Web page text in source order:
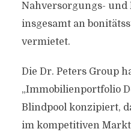
Nahversorgungs-
insgesamt an
vermietet.
Die Dr. Peters Group
„Immobilienportfolio
Blindpool konzipiert,
im kompetitiven